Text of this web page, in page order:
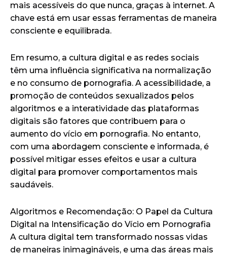
mais acessíveis do que nunca, graças à internet. A
chave está em usar essas ferramentas de maneira
consciente e equilibrada.
Em resumo, a cultura digital e as redes sociais
têm uma influência significativa na normalização
e no consumo de pornografia. A acessibilidade, a
promoção de conteúdos sexualizados pelos
algoritmos e a interatividade das plataformas
digitais são fatores que contribuem para o
aumento do vício em pornografia. No entanto,
com uma abordagem consciente e informada, é
possível mitigar esses efeitos e usar a cultura
digital para promover comportamentos mais
saudáveis.
Algoritmos e Recomendação: O Papel da Cultura
Digital na Intensificação do Vício em Pornografia
A cultura digital tem transformado nossas vidas
de maneiras inimagináveis, e uma das áreas mais